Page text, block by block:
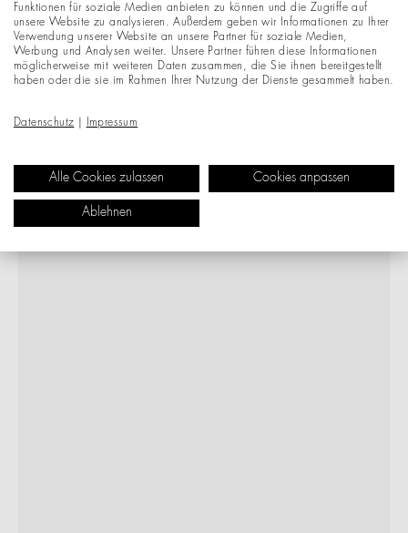
Funktionen für soziale Medien anbieten zu können und die Zugriffe auf
unsere Website zu analysieren. Außerdem geben wir Informationen zu Ihrer
Verwendung unserer Website an unsere Partner für soziale Medien,
Werbung und Analysen weiter. Unsere Partner führen diese Informationen
möglicherweise mit weiteren Daten zusammen, die Sie ihnen bereitgestellt
haben oder die sie im Rahmen Ihrer Nutzung der Dienste gesammelt haben.
Datenschutz Impressum
Alle Cookies zulassen Cookies anpassen
Ablehnen